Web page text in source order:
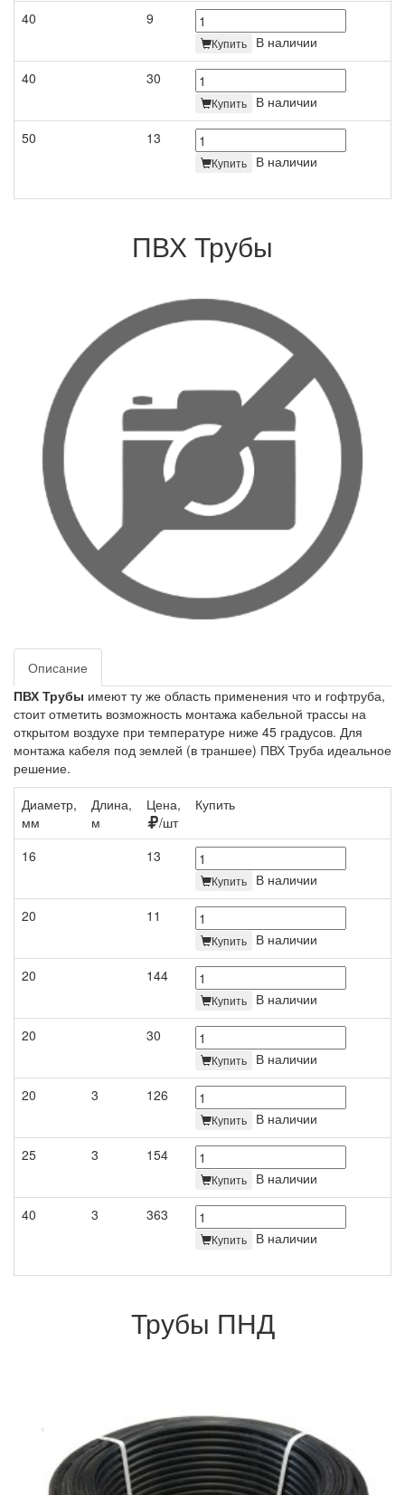
40 9
Купить
В наличии
40
30
Купить
В наличии
50
13
Купить В наличии
ПВХ Трубы
Описание
ПВХ Трубы имеют ту же область применения что и гофтруба,
стоит отметить возможность монтажа кабельной трассы на
открытом воздухе при температуре ниже 45 градусов. Для
монтажа кабеля под землей (в траншее) ПВХ Труба идеальное
решение.
Диаметр,
мм
Длина,
м
Цена,
/шт
Купить
16 13
Купить
В наличии
20
11
Купить
В наличии
20
144
Купить
В наличии
20
30
Купить
В наличии
20
3 126
Купить
В наличии
25
3 154
Купить
В наличии
40
3 363
Купить В наличии
Трубы ПНД